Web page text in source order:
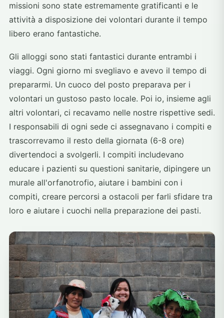
missioni sono state estremamente gratificanti e le
attività a disposizione dei volontari durante il tempo
libero erano fantastiche.
Gli alloggi sono stati fantastici durante entrambi i
viaggi. Ogni giorno mi svegliavo e avevo il tempo di
prepararmi. Un cuoco del posto preparava per i
volontari un gustoso pasto locale. Poi io, insieme agli
altri volontari, ci recavamo nelle nostre rispettive sedi.
I responsabili di ogni sede ci assegnavano i compiti e
trascorrevamo il resto della giornata (6-8 ore)
divertendoci a svolgerli. I compiti includevano
educare i pazienti su questioni sanitarie, dipingere un
murale all'orfanotrofio, aiutare i bambini con i
compiti, creare percorsi a ostacoli per farli sfidare tra
loro e aiutare i cuochi nella preparazione dei pasti.